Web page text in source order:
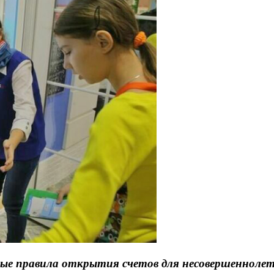
правила открытия счетов для